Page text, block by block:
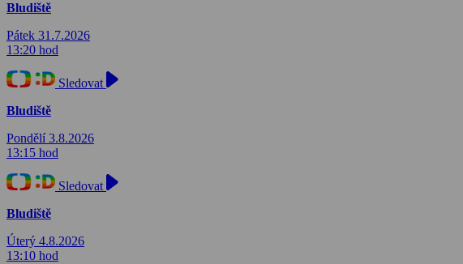
Bludiště
Pátek 31.7.2026
13:20 hod
Sledovat
Bludiště
Pondělí 3.8.2026
13:15 hod
Sledovat
Bludiště
Úterý 4.8.2026
13:10 hod